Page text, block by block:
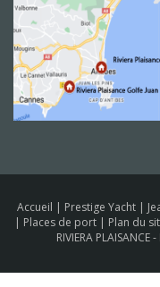
Accueil | Prestige Yacht |
| Places de port | Plan du
RIVIERA PLAISANCE -